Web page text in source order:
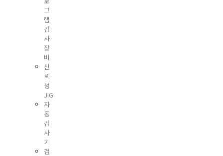
그
램
검
사
장
비
신
뢰
성
JIG
자
동
검
사
기
검